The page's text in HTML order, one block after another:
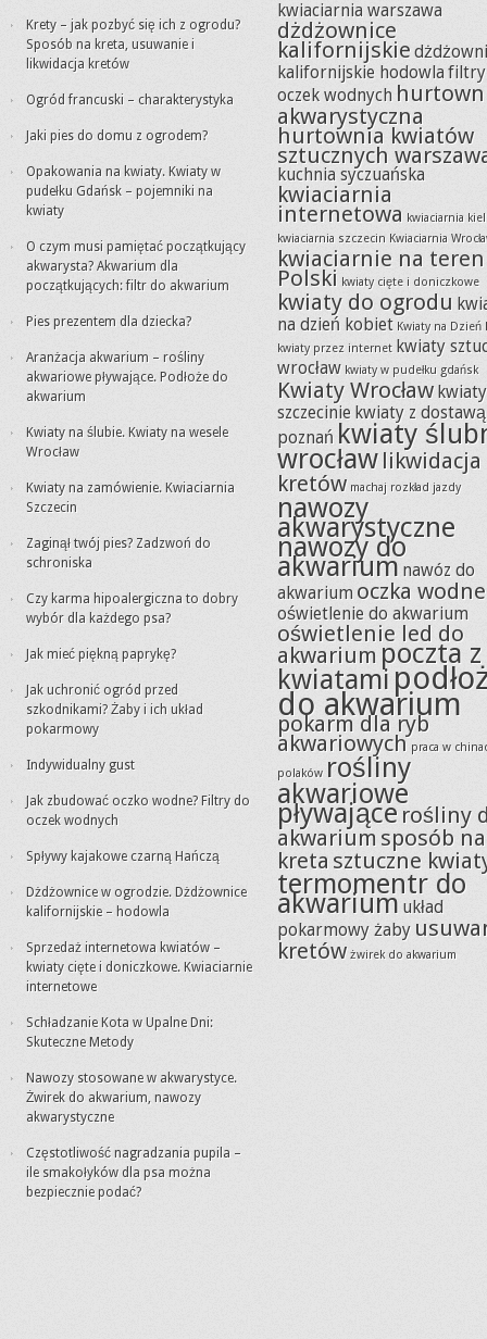
Krety – jak pozbyć się ich z ogrodu?
Sposób na kreta, usuwanie i
likwidacja kretów
Ogród francuski – charakterystyka
Jaki pies do domu z ogrodem?
Opakowania na kwiaty. Kwiaty w
pudełku Gdańsk – pojemniki na
kwiaty
O czym musi pamiętać początkujący
akwarysta? Akwarium dla
początkujących: filtr do akwarium
Pies prezentem dla dziecka?
Aranżacja akwarium – rośliny
akwariowe pływające. Podłoże do
akwarium
Kwiaty na ślubie. Kwiaty na wesele
Wrocław
Kwiaty na zamówienie. Kwiaciarnia
Szczecin
Zaginął twój pies? Zadzwoń do
schroniska
Czy karma hipoalergiczna to dobry
wybór dla każdego psa?
Jak mieć piękną paprykę?
Jak uchronić ogród przed
szkodnikami? Żaby i ich układ
pokarmowy
Indywidualny gust
Jak zbudować oczko wodne? Filtry do
oczek wodnych
Spływy kajakowe czarną Hańczą
Dżdżownice w ogrodzie. Dżdżownice
kalifornijskie – hodowla
Sprzedaż internetowa kwiatów –
kwiaty cięte i doniczkowe. Kwiaciarnie
internetowe
Schładzanie Kota w Upalne Dni:
Skuteczne Metody
Nawozy stosowane w akwarystyce.
Żwirek do akwarium, nawozy
akwarystyczne
Częstotliwość nagradzania pupila –
ile smakołyków dla psa można
bezpiecznie podać?
kwiaciarnia warszawa
dżdżownice
kalifornijskie
kalifornijskie hodowla filtry
oczek wodnych
akwarystyczna
hurtownia kwiatów
sztucznych
kuchnia syczuańska
kwiaciarnia
internetowa kwiaciarnia
kwiaciarnia szczecin Kwiaciarnia
kwiaciarnie na
Polski kwiaty cięte i doniczkowe
kwiaty do ogrodu
na dzień kobiet Kwiaty na Dzień
kwiaty przez internet kwiaty
wrocław kwiaty w pudełku gdańsk
Kwiaty Wrocław
szczecinie kwiaty z dostawą
poznań kwiaty
wrocław likwidacja
kretów machaj rozkład jazdy
nawozy
akwarystyczne
nawozy do
akwarium nawóz do
akwarium oczka wodne
oświetlenie do akwarium
oświetlenie led do
akwarium poczta z
kwiatami
do akwarium
pokarm dla ryb
akwariowych praca w
polaków rośliny
akwariowe
pływające rośliny
akwarium sposób na
kreta sztuczne
termomentr do
akwarium układ
pokarmowy żaby
kretów żwirek do akwarium